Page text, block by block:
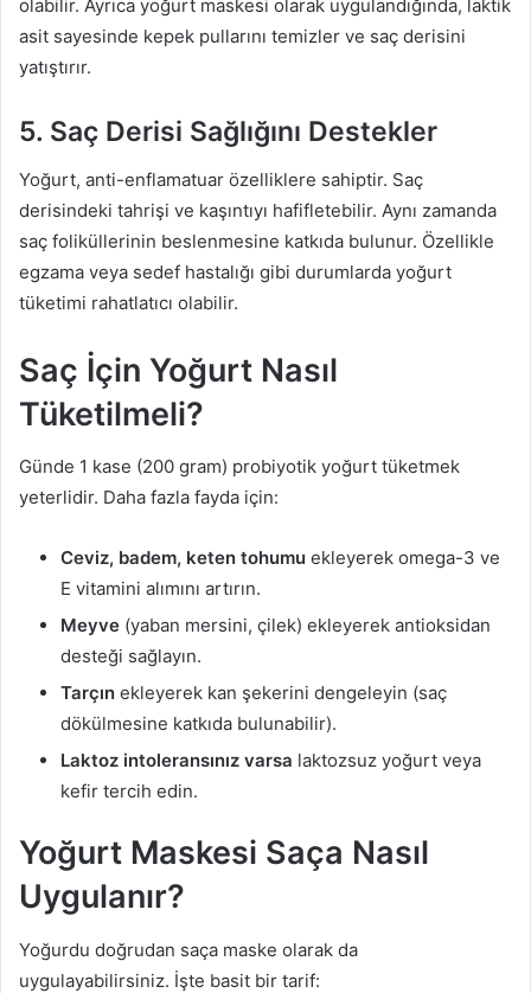
olabilir. Ayrıca yoğurt maskesi olarak uygulandığında, laktik
asit sayesinde kepek pullarını temizler ve saç derisini
yatıştırır.
5. Saç Derisi Sağlığını Destekler
Yoğurt, anti-enflamatuar özelliklere sahiptir. Saç
derisindeki tahrişi ve kaşıntıyı hafifletebilir. Aynı zamanda
saç foliküllerinin beslenmesine katkıda bulunur. Özellikle
egzama veya sedef hastalığı gibi durumlarda yoğurt
tüketimi rahatlatıcı olabilir.
Saç İçin Yoğurt Nasıl
Tüketilmeli?
Günde 1 kase (200 gram) probiyotik yoğurt tüketmek
yeterlidir. Daha fazla fayda için:
Ceviz, badem, keten tohumu ekleyerek omega-3 ve
E vitamini alımını artırın.
Meyve (yaban mersini, çilek) ekleyerek antioksidan
desteği sağlayın.
Tarçın ekleyerek kan şekerini dengeleyin (saç
dökülmesine katkıda bulunabilir).
Laktoz intoleransınız varsa laktozsuz yoğurt veya
kefir tercih edin.
Yoğurt Maskesi Saça Nasıl
Uygulanır?
Yoğurdu doğrudan saça maske olarak da
uygulayabilirsiniz. İşte basit bir tarif: